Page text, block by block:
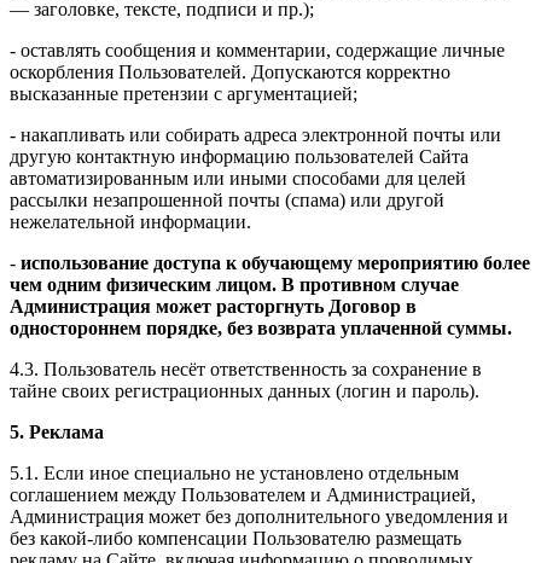
— заголовке, тексте, подписи и пр.);
- оставлять сообщения и комментарии, содержащие личные
оскорбления Пользователей. Допускаются корректно
высказанные претензии с аргументацией;
- накапливать или собирать адреса электронной почты или
другую контактную информацию пользователей Сайта
автоматизированным или иными способами для целей
рассылки незапрошенной почты (спама) или другой
нежелательной информации.
- использование доступа к обучающему мероприятию более
чем одним физическим лицом. В противном случае
Администрация может расторгнуть Договор в
одностороннем порядке, без возврата уплаченной суммы.
4.3. Пользователь несёт ответственность за сохранение в
тайне своих регистрационных данных (логин и пароль).
5. Реклама
5.1. Если иное специально не установлено отдельным
соглашением между Пользователем и Администрацией,
Администрация может без дополнительного уведомления и
без какой-либо компенсации Пользователю размещать